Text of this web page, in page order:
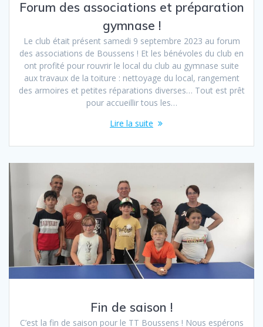
Forum des associations et préparation
gymnase !
Le club était présent samedi 9 septembre 2023 au forum
des associations de Boussens ! Et les bénévoles du club en
ont profité pour rouvrir le local du club au gymnase suite
aux travaux de la toiture : nettoyage du local, rangement
des armoires et petites réparations diverses… Tout est prêt
pour accueillir tous les…
Lire la suite
Fin de saison !
C’est la fin de saison pour le TT Boussens ! Nous espérons